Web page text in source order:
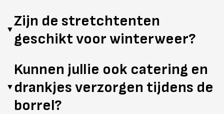
locatie, de aankleding en eventuele extra’s. Vraag
vrijblijvend een offerte aan voor een prijs op maat.
▼Zijn de stretchtenten
geschikt voor winterweer?
regen. Met zijwanden en heaters zorgen we voor extra
comfort.
▼
Kunnen jullie ook catering en
drankjes verzorgen tijdens de
borrel?